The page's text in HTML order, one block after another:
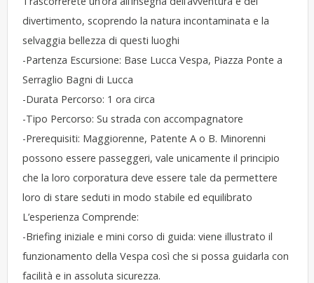
divertimento, scoprendo la natura incontaminata e la
selvaggia bellezza di questi luoghi
-Partenza Escursione: Base Lucca Vespa, Piazza Ponte a
Serraglio Bagni di Lucca
-Durata Percorso: 1 ora circa
-Tipo Percorso: Su strada con accompagnatore
-Prerequisiti: Maggiorenne, Patente A o B. Minorenni
possono essere passeggeri, vale unicamente il principio
che la loro corporatura deve essere tale da permettere
loro di stare seduti in modo stabile ed equilibrato
L’esperienza Comprende:
-Briefing iniziale e mini corso di guida: viene illustrato il
funzionamento della Vespa così che si possa guidarla con
facilità e in assoluta sicurezza.